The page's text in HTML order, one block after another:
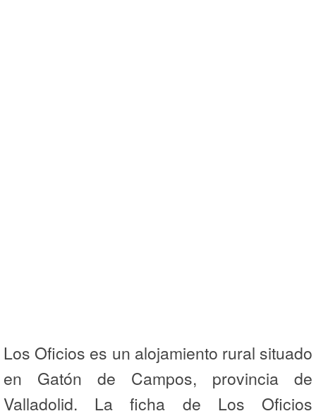
Los Oficios es un alojamiento rural situado
en Gatón de Campos, provincia de
Valladolid. La ficha de Los Oficios